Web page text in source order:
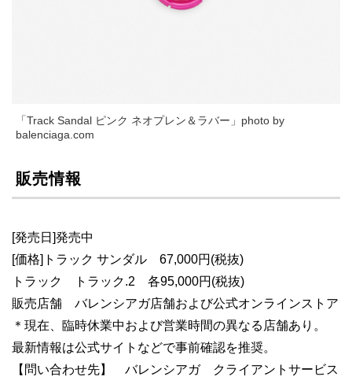
「Track Sandal ピンク ネオプレン＆ラバー」photo by
balenciaga.com
販売情報
[発売日]発売中
[価格]トラック サンダル 67,000円(税抜)
トラック トラック.2 各95,000円(税抜)
販売店舗 バレンシアガ店舗および公式オンラインストア
＊現在、臨時休業中および営業時間の異なる店舗あり。
最新情報は公式サイトなどで事前確認を推奨。
【問い合わせ先】 バレンシアガ クライアントサービス